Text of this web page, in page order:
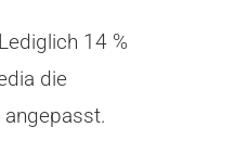
14 %
die